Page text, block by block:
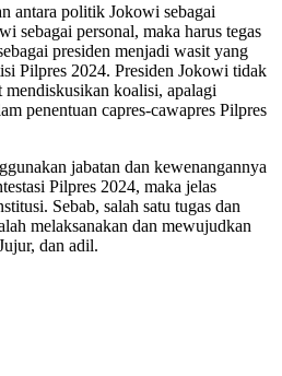
antara politik Jokowi sebagai
sebagai personal, maka harus tegas
presiden menjadi wasit yang
Pilpres 2024. Presiden Jokowi tidak
koalisi, apalagi
penentuan capres-cawapres Pilpres
jabatan dan kewenangannya
Pilpres 2024, maka jelas
Sebab, salah satu tugas dan
melaksanakan dan mewujudkan
dan adil.